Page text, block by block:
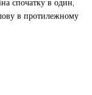
в протилежному